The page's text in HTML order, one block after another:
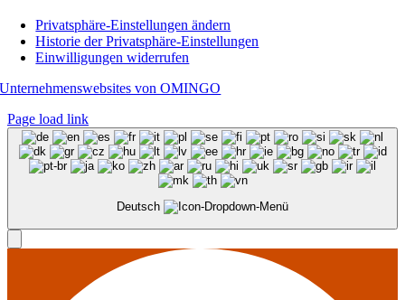
Privatsphäre-Einstellungen ändern
Historie der Privatsphäre-Einstellungen
Einwilligungen widerrufen
Unternehmenswebsites von OMINGO
Page load link
Deutsch